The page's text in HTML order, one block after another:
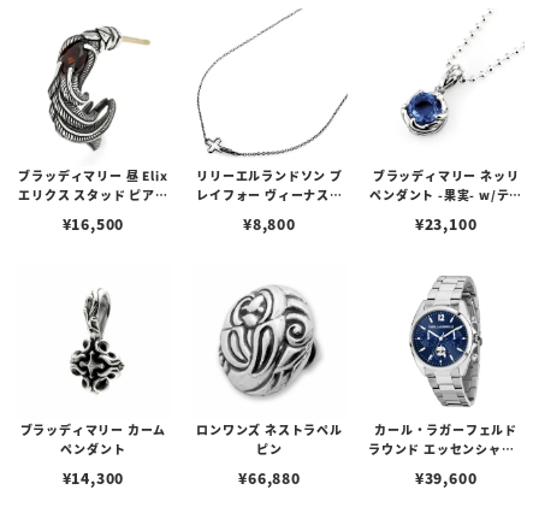
ブラッディマリー 昼 Elix
エリクス スタッド ピアス
¥16,500
リリーエルランドソン プ
レイフォー ヴィーナスチ
¥8,800
ブラッディマリー ネッリ
ペンダント -果実- w/ティ
¥23,100
ブラッディマリー カーム
ペンダント
¥14,300
ロンワンズ ネストラペル
ピン
¥66,880
カール・ラガーフェルド
ラウンド エッセンシャル -
イコン ダイヤル シルバー
¥39,600